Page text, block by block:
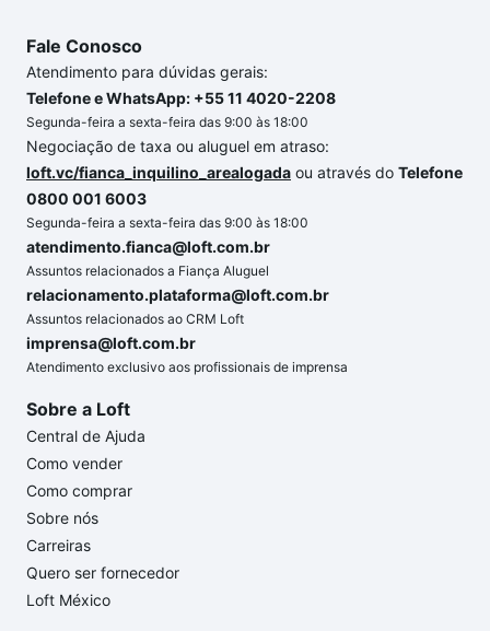
Fale Conosco
Atendimento para dúvidas gerais:
Telefone e WhatsApp: +55 11 4020-2208
Segunda-feira a sexta-feira das 9:00 às 18:00
Negociação de taxa ou aluguel em atraso:
loft.vc/fianca_inquilino_arealogada ou através do Telefone
0800 001 6003
Segunda-feira a sexta-feira das 9:00 às 18:00
atendimento.fianca@loft.com.br
Assuntos relacionados a Fiança Aluguel
relacionamento.plataforma@loft.com.br
Assuntos relacionados ao CRM Loft
imprensa@loft.com.br
Atendimento exclusivo aos profissionais de imprensa
Sobre a Loft
Central de Ajuda
Como vender
Como comprar
Sobre nós
Carreiras
Quero ser fornecedor
Loft México